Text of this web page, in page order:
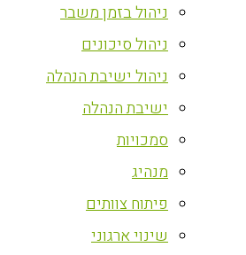
ניהול בזמן משבר
ניהול סיכונים
ניהול ישיבת הנהלה
ישיבת הנהלה
סמכויות
מנהיג
פיתוח צוותים
שינוי ארגוני